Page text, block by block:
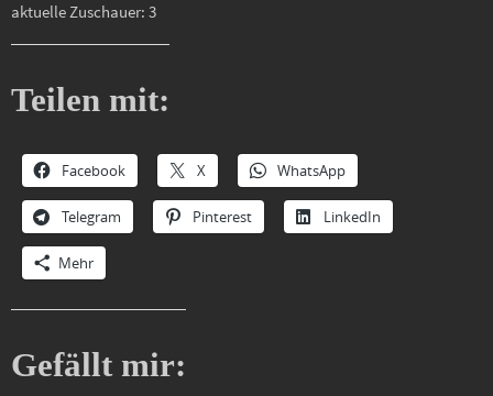
aktuelle Zuschauer: 3
Teilen mit:
Facebook X WhatsApp
Telegram Pinterest LinkedIn
Mehr
Gefällt mir: